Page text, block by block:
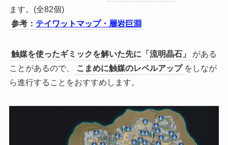
ます。(全82個)
参考： テイワットマップ・層岩巨淵
触媒を使ったギミックを解いた先に「流明晶石」
がある
ことがあるので、
こまめに触媒のレベルアップ をしなが
ら進行することをおすすめします。